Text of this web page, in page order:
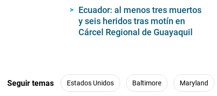
Ecuador: al menos tres muertos
y seis heridos tras motín en
Cárcel Regional de Guayaquil
Seguir temas Estados Unidos Baltimore Maryland